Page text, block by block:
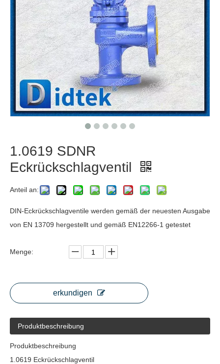
1.0619 SDNR
Eckrückschlagventil
Anteil an:
DIN-Eckrückschlagventile werden gemäß der neuesten Ausgabe
von EN 13709 hergestellt und gemäß EN12266-1 getestet
Menge:
erkundigen
Produktbeschreibung
Produktbeschreibung
1.0619 Eckrückschlagventil